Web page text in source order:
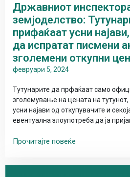
Државниот
земјоделство:
прифаќаат усни
да испратат писмени
зголемени откупни
февруари 5, 2024
Тутунарите да прфаќаат само
зголемување на цената на
усни најави од откупувачите и
евентуална злоупотреба да ја
Прочитајте повеќе